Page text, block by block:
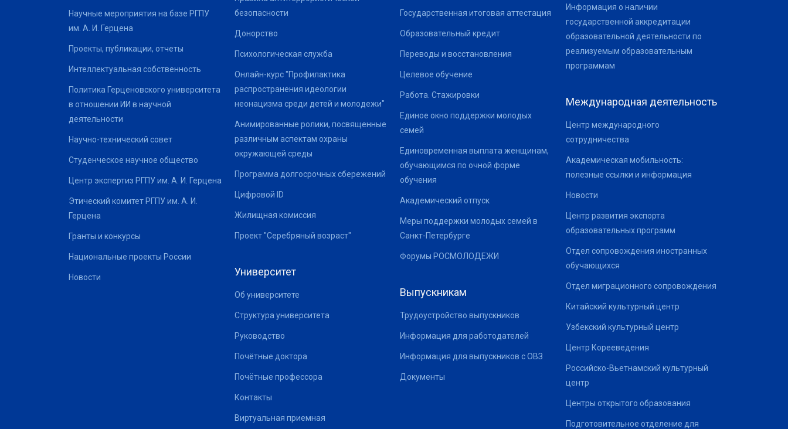
Научные мероприятия на базе РГПУ
им. А. И. Герцена
Проекты, публикации, отчеты
Интеллектуальная собственность
Политика Герценовского университета
в отношении ИИ в научной
деятельности
Научно-технический совет
Студенческое научное общество
Центр экспертиз РГПУ им. А. И. Герцена
Этический комитет РГПУ им. А. И.
Герцена
Гранты и конкурсы
Национальные проекты России
Новости
безопасности
Донорство
Психологическая служба
Онлайн-курс "Профилактика
распространения идеологии
неонацизма среди детей и молодежи"
Анимированные ролики, посвященные
различным аспектам охраны
окружающей среды
Программа долгосрочных сбережений
Цифровой ID
Жилищная комиссия
Проект "Серебряный возраст"
Университет
Об университете
Структура университета
Руководство
Почётные доктора
Почётные профессора
Контакты
Виртуальная приемная
Государственная итоговая аттестация
Образовательный кредит
Переводы и восстановления
Целевое обучение
Работа. Стажировки
Единое окно поддержки молодых
семей
Единовременная выплата женщинам,
обучающимся по очной форме
обучения
Академический отпуск
Меры поддержки молодых семей в
Санкт-Петербурге
Форумы РОСМОЛОДЕЖИ
Выпускникам
Трудоустройство выпускников
Информация для работодателей
Информация для выпускников с ОВЗ
Документы
Информация о наличии
государственной аккредитации
образовательной деятельности по
реализуемым образовательным
программам
Международная деятельность
Центр международного
сотрудничества
Академическая мобильность:
полезные ссылки и информация
Новости
Центр развития экспорта
образовательных программ
Отдел сопровождения иностранных
обучающихся
Отдел миграционного сопровождения
Китайский культурный центр
Узбекский культурный центр
Центр Корееведения
Российско-Вьетнамский культурный
центр
Центры открытого образования
Подготовительное отделение для